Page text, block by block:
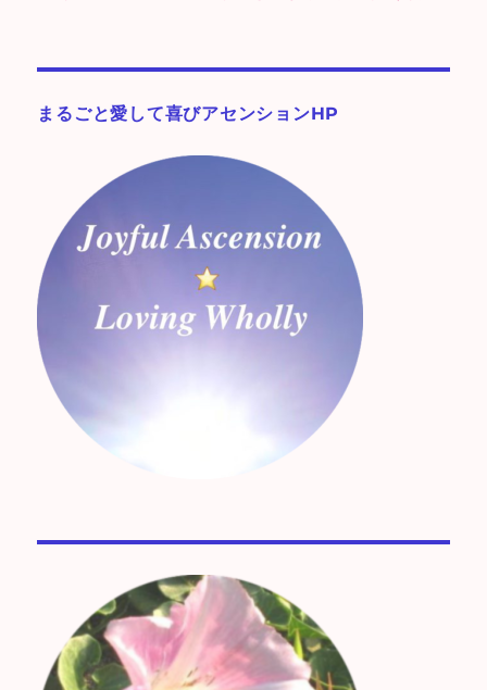
まるごと愛して喜びアセンションHP